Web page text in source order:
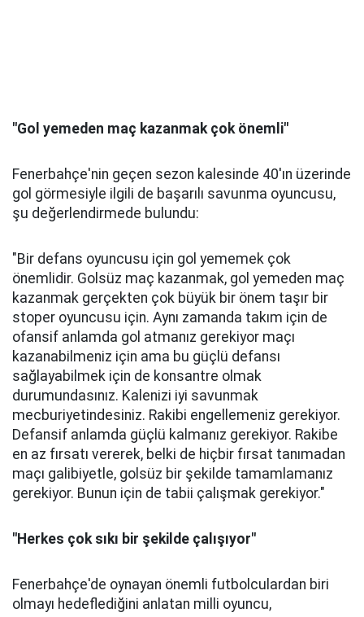
"Gol yemeden maç kazanmak çok önemli"
Fenerbahçe'nin geçen sezon kalesinde 40'ın üzerinde
gol görmesiyle ilgili de başarılı savunma oyuncusu,
şu değerlendirmede bulundu:
"Bir defans oyuncusu için gol yememek çok
önemlidir. Golsüz maç kazanmak, gol yemeden maç
kazanmak gerçekten çok büyük bir önem taşır bir
stoper oyuncusu için. Aynı zamanda takım için de
ofansif anlamda gol atmanız gerekiyor maçı
kazanabilmeniz için ama bu güçlü defansı
sağlayabilmek için de konsantre olmak
durumundasınız. Kalenizi iyi savunmak
mecburiyetindesiniz. Rakibi engellemeniz gerekiyor.
Defansif anlamda güçlü kalmanız gerekiyor. Rakibe
en az fırsatı vererek, belki de hiçbir fırsat tanımadan
maçı galibiyetle, golsüz bir şekilde tamamlamanız
gerekiyor. Bunun için de tabii çalışmak gerekiyor."
"Herkes çok sıkı bir şekilde çalışıyor"
Fenerbahçe'de oynayan önemli futbolculardan biri
olmayı hedeflediğini anlatan milli oyuncu,